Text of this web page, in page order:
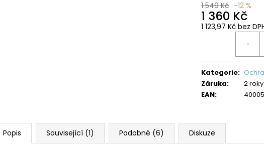
1 549 Kč –12 %
1 360 Kč
1 123,97 Kč bez
Kategorie:
Záruka:
2 roky
EAN:
Popis Související (1) Podobné (6) Diskuze